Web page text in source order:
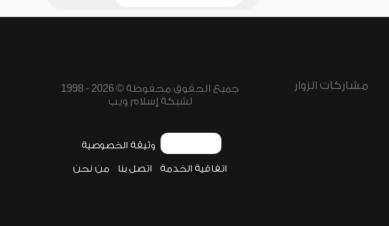
مشاركات الزوار
جميع الحقوق محفوظة © 2026 - 1998
لشبكة إسلام ويب
وثيقة الخصوصية
اتفاقية الخدمة اتصل بنا من نحن